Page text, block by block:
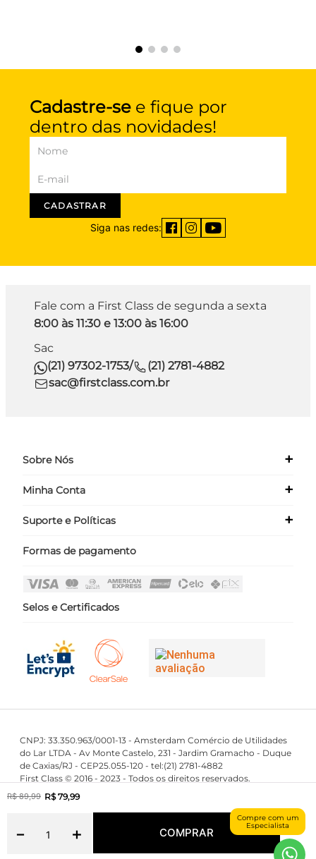
Compre com um
Especialista
R$ 89,99 R$ 79,99
＋
－ COMPRAR
Cadastre-se e fique por
dentro das novidades!
CADASTRAR
Siga nas redes:
Fale com a First Class de segunda a sexta
8:00 às 11:30 e 13:00 às 16:00
Sac
(21) 97302-1753/
(21) 2781-4882
sac@firstclass.com.br
Sobre Nós +
Quem Somos
Minha Conta +
Meus Dados
Suporte e Políticas +
Políticas
Fale Conosco
Formas de pagamento
Selos e Certificados
CNPJ: 33.350.963/0001-13 - Amsterdam Comércio de Utilidades
do Lar LTDA - Av Monte Castelo, 231 - Jardim Gramacho - Duque
de Caxias/RJ - CEP25.055-120 - tel:(21) 2781-4882
First Class © 2016 - 2023 - Todos os direitos reservados.
Powered by